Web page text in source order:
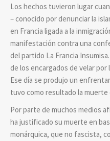
Los hechos tuvieron lugar
– conocido por denunciar la
en Francia ligada a la
manifestación contra una
del partido La Francia
de los encargados de velar
Ese día se produjo un
tuvo como resultado la muerte
Por parte de muchos medios
ha justificado su muerte en
monárquica, que no fascista,